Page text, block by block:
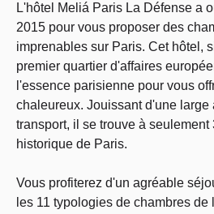
L'hôtel Meliá Paris La Défense a
2015 pour vous proposer des
imprenables sur Paris. Cet hôtel,
premier quartier d'affaires
l'essence parisienne pour vous
chaleureux. Jouissant d'une large
transport, il se trouve à seulement
historique de Paris.
Vous profiterez d'un agréable
les 11 typologies de chambres de